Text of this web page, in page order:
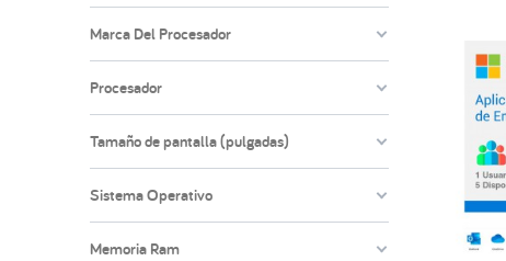
Marca Del Procesador
Procesador
Tamaño de pantalla (pulgadas)
Sistema Operativo
Memoria Ram